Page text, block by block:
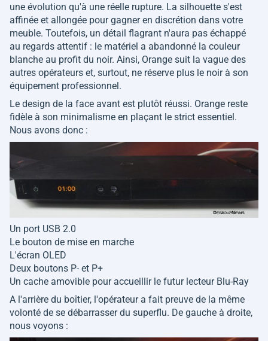
une évolution qu'à une réelle rupture. La silhouette s'est
affinée et allongée pour gagner en discrétion dans votre
meuble. Toutefois, un détail flagrant n'aura pas échappé
au regards attentif : le matériel a abandonné la couleur
blanche au profit du noir. Ainsi, Orange suit la vague des
autres opérateurs et, surtout, ne réserve plus le noir à son
équipement professionnel.
Le design de la face avant est plutôt réussi. Orange reste
fidèle à son minimalisme en plaçant le strict essentiel.
Nous avons donc :
Un port USB 2.0
Le bouton de mise en marche
L'écran OLED
Deux boutons P- et P+
Un cache amovible pour accueillir le futur lecteur Blu-Ray
A l'arrière du boîtier, l'opérateur a fait preuve de la même
volonté de se débarrasser du superflu. De gauche à droite,
nous voyons :